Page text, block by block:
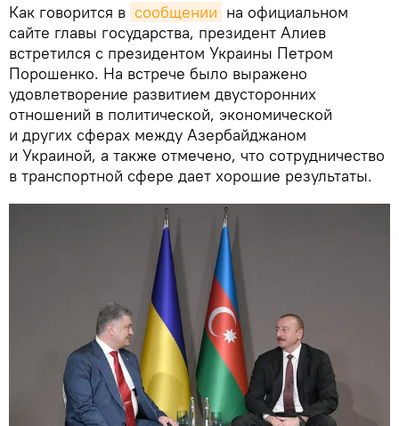
Как говорится в сообщении на официальном
сайте главы государства, президент Алиев
встретился с президентом Украины Петром
Порошенко. На встрече было выражено
удовлетворение развитием двусторонних
отношений в политической, экономической
и других сферах между Азербайджаном
и Украиной, а также отмечено, что сотрудничество
в транспортной сфере дает хорошие результаты.